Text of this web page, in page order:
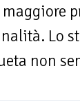
Lo
non